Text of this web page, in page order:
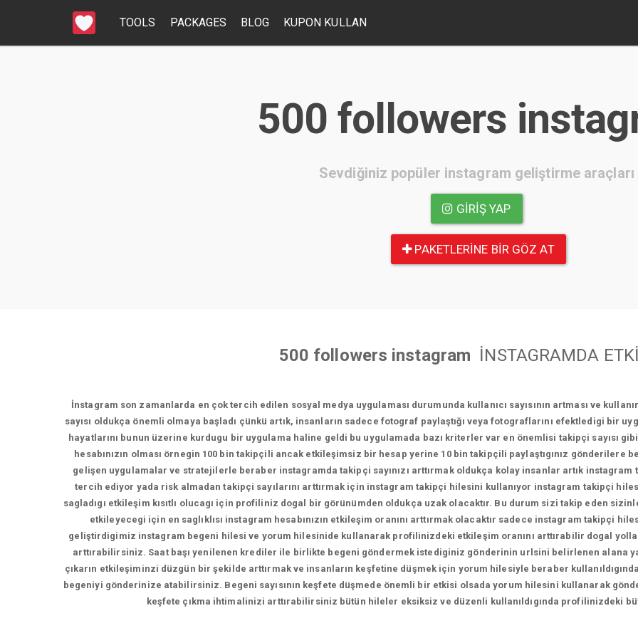
TOOLS PACKAGES BLOG KUPON KULLAN
500 followers
Sevdiğiniz popüler instagram geliştirme araçları
GIRIŞ YAP
PAKETLERINE BIR GÖZ AT
500 followers instagram İNSTAGRAMDA
İnstagram son zamanlarda en çok tercih edilen sosyal medya uygulaması durumunda kullanıcı sayısının artması ve
sayısı oldukça önemli olmaya başladı çünkü artık, insanların sadece fotograf paylaştığı veya fotograflarını efektledigi bir
hayatlarını bunun üzerine kurdugu bir uygulama haline geldi bu uygulamada bazı kriterler var en önemlisi takipçi sayısı
hesabınızın olması örnegin 100 bin takipçili ancak etkileşimsiz bir hesap yerine 10 bin takipçili paylaştıgınız
gelişen uygulamalar ve stratejilerle beraber instagramda takipçi sayınızı arttırmak oldukça kolay insanlar artık instagram
tercih ediyor yada risk almadan takipçi sayılarını arttırmak için instagram takipçi hilesini kullanıyor instagram takipçi
sagladıgı etkileşim kısıtlı olucagı için profiliniz dogal bir görünümden oldukça uzak olacaktır. Bu durum sizi takip eden
etkileyecegi için en saglıklısı instagram hesabınızın etkileşim oranını arttırmak olacaktır sadece instagram takipçi
geliştirdigimiz instagram begeni hilesi ve yorum hilesinide kullanarak profilinizdeki etkileşim oranını arttırabilir dogal
arttırabilirsiniz. Saat başı yenilenen krediler ile birlikte begeni göndermek istediginiz gönderinin urlsini belirlenen alana
çıkarın etkileşiminzi düzgün bir şekilde arttırmak ve insanların keşfetine düşmek için yorum hilesiyle beraber
begeniyi gönderinize atabilirsiniz. Begeni sayısının keşfete düşmede önemli bir etkisi olsada yorum hilesini kullanarak
keşfete çıkma ihtimalinizi arttırabilirsiniz bütün hileler eksiksiz ve düzenli kullanıldıgında profilinizdeki